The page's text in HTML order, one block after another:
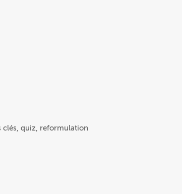
clés, quiz, reformulation